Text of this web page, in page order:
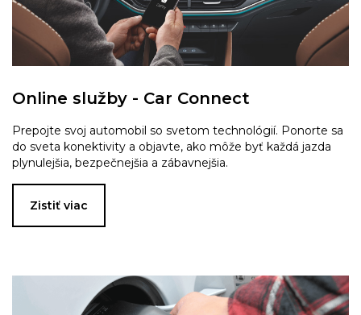
Online služby - Car Connect
Prepojte svoj automobil so svetom technológií. Ponorte sa
do sveta konektivity a objavte, ako môže byť každá jazda
plynulejšia, bezpečnejšia a zábavnejšia.
Zistiť viac